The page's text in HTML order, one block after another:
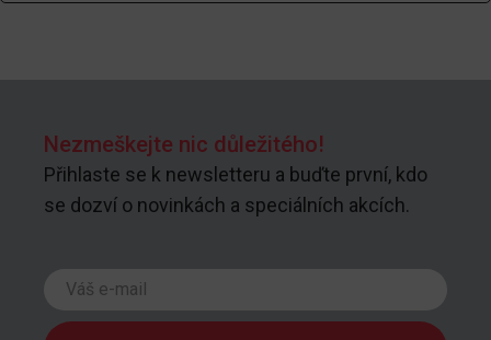
Nezmeškejte nic důležitého!
Přihlaste se k newsletteru a buďte první, kdo
se dozví o novinkách a speciálních akcích.